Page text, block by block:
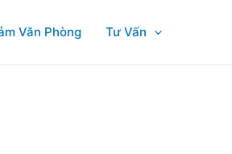
Văn Phòng Tư Vấn